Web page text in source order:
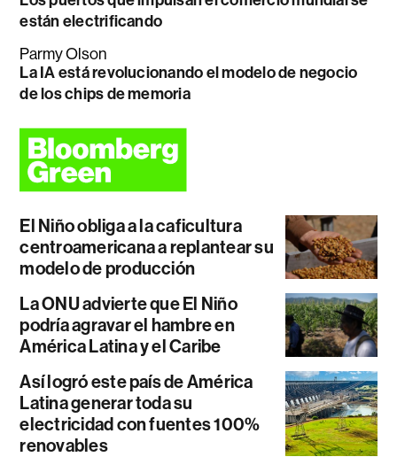
están electrificando
Parmy Olson
La IA está revolucionando el modelo de negocio
de los chips de memoria
El Niño obliga a la caficultura
centroamericana a replantear su
modelo de producción
La ONU advierte que El Niño
podría agravar el hambre en
América Latina y el Caribe
Así logró este país de América
Latina generar toda su
electricidad con fuentes 100%
renovables